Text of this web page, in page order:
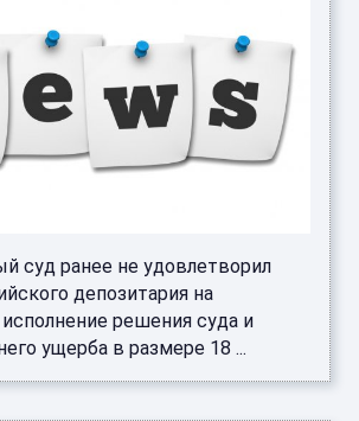
суд ранее не удовлетворил
депозитария на
решения суда и
ущерба в размере 18 ...